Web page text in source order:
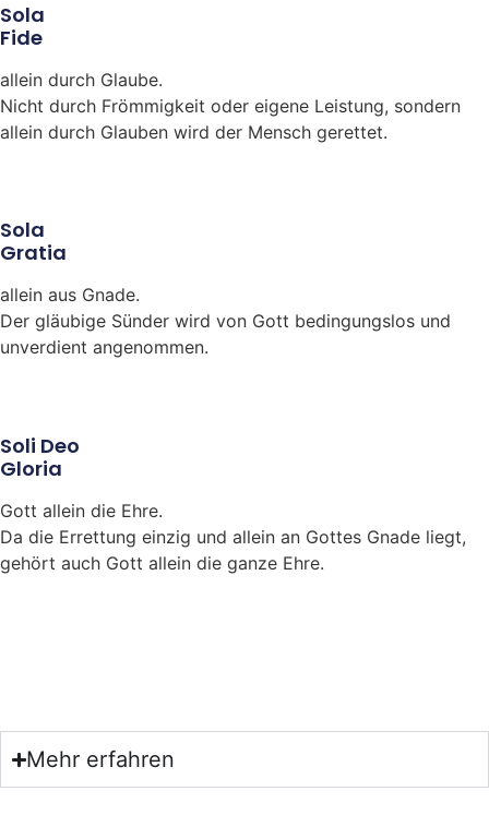
Sola
Fide
allein durch Glaube.
Nicht durch Frömmigkeit oder eigene Leistung, sondern
allein durch Glauben wird der Mensch gerettet.
Sola
Gratia
allein aus Gnade.
Der gläubige Sünder wird von Gott bedingungslos und
unverdient angenommen.
Soli Deo
Gloria
Gott allein die Ehre.
Da die Errettung einzig und allein an Gottes Gnade liegt,
gehört auch Gott allein die ganze Ehre.
Mehr erfahren